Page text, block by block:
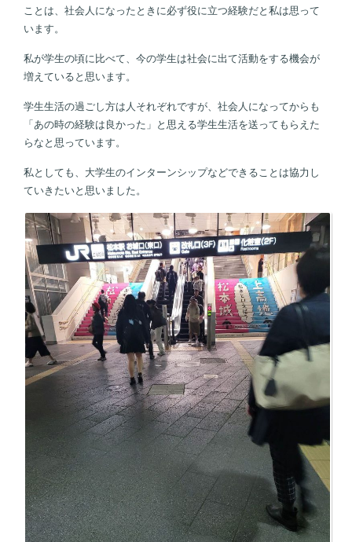
ことは、社会人になったときに必ず役に立つ経験だと私は思って
います。
私が学生の頃に比べて、今の学生は社会に出て活動をする機会が
増えていると思います。
学生生活の過ごし方は人それぞれですが、社会人になってからも
「あの時の経験は良かった」と思える学生生活を送ってもらえた
らなと思っています。
私としても、大学生のインターンシップなどできることは協力し
ていきたいと思いました。